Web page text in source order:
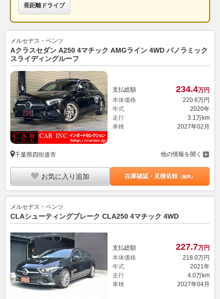
長距離ドライブ
メルセデス・ベンツ
Aクラスセダン A250 4マチック AMGライン 4WD パノラミック
スライディングルーフ
支払総額 234.4万円
本体価格
220. 6万円
年式
2020年
走行
3.1万km
車検
2027年02月
千葉県四街道市 他の情報を開く
お気に入り追加 在庫確認・見積依頼（無料）
メルセデス・ベンツ
CLAシューティングブレーク CLA250 4マチック 4WD
支払総額 227.7万円
本体価格
218.0万円
年式
2021年
走行
4.0万km
車検
2027年04月